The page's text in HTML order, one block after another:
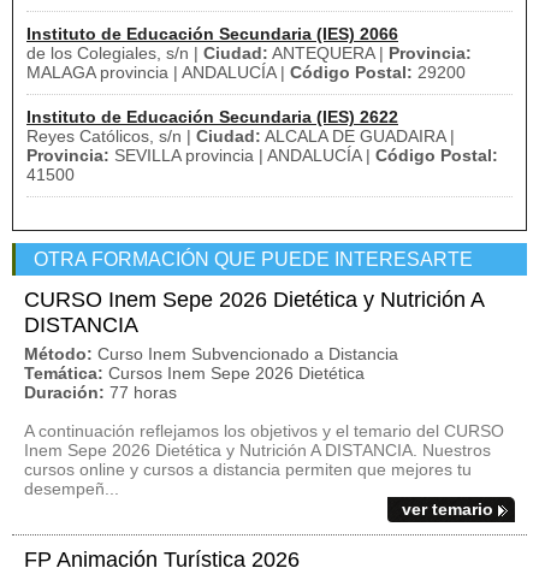
Instituto de Educación Secundaria (IES) 2066
de los Colegiales, s/n | Ciudad: ANTEQUERA | Provincia:
MALAGA provincia | ANDALUCÍA | Código Postal: 29200
Instituto de Educación Secundaria (IES) 2622
Reyes Católicos, s/n | Ciudad: ALCALA DE GUADAIRA |
Provincia: SEVILLA provincia | ANDALUCÍA | Código Postal:
41500
OTRA FORMACIÓN QUE PUEDE INTERESARTE
CURSO Inem Sepe 2026 Dietética y Nutrición A
DISTANCIA
Método: Curso Inem Subvencionado a Distancia
Temática: Cursos Inem Sepe 2026 Dietética
Duración: 77 horas
A continuación reflejamos los objetivos y el temario del CURSO
Inem Sepe 2026 Dietética y Nutrición A DISTANCIA. Nuestros
cursos online y cursos a distancia permiten que mejores tu
desempeñ...
ver temario
FP Animación Turística 2026